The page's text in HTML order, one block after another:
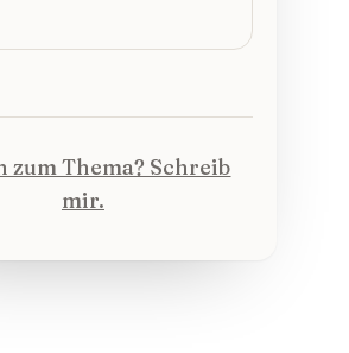
zum Thema? Schreib
mir.